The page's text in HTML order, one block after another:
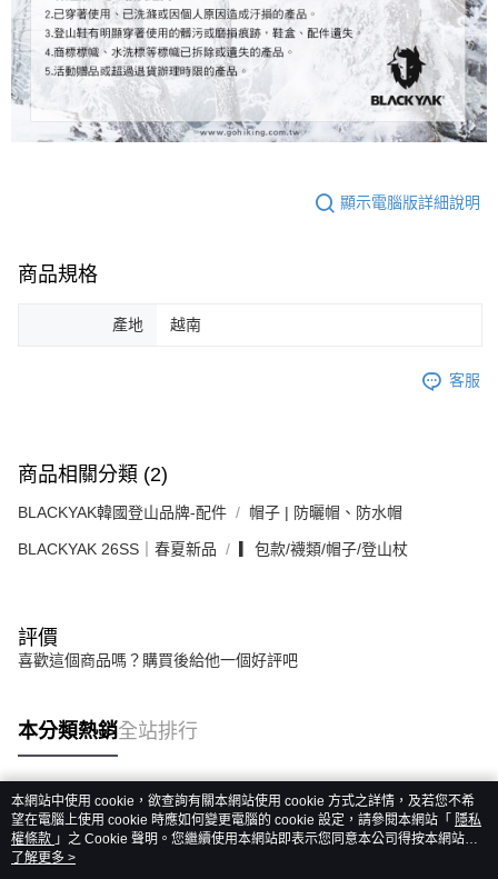
顯示電腦版詳細說明
商品規格
產地 越南
客服
商品相關分類 (2)
BLACKYAK韓國登山品牌-配件 帽子 | 防曬帽、防水帽
BLACKYAK 26SS｜春夏新品 ▎包款/襪類/帽子/登山杖
評價
喜歡這個商品嗎？購買後給他一個好評吧
本分類熱銷全站排行
熱門標籤
本網站中使用 cookie，欲查詢有關本網站使用 cookie 方式之詳情，及若您不希
望在電腦上使用 cookie 時應如何變更電腦的 cookie 設定，請參閱本網站「 隱私
權條款 」之 Cookie 聲明。您繼續使用本網站即表示您同意本公司得按本網站使
用條款之 Cookie 聲明使用 cookie。
了解更多 >